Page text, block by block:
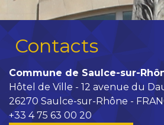
Contacts
Commune de Saulce-sur-
Hôtel de Ville - 12 avenue du
26270 Saulce-sur-Rhône -
+33 4 75 63 00 20